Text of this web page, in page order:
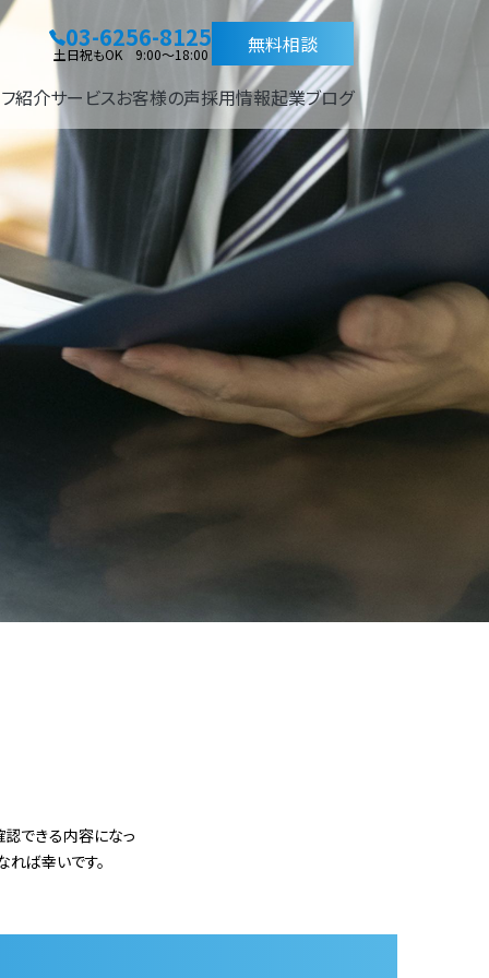
03-6256-8125
土日祝もOK 9:00～18:00 無料相談
紹介サービスお客様の声採用情報起業ブログ
認できる内容になっ
れば幸いです。